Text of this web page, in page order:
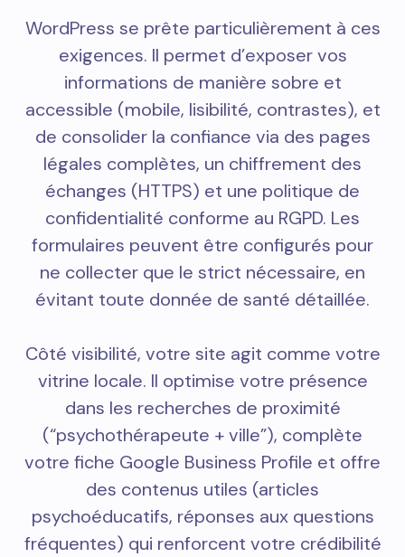
WordPress se prête particulièrement à ces
exigences. Il permet d’exposer vos
informations de manière sobre et
accessible (mobile, lisibilité, contrastes), et
de consolider la confiance via des pages
légales complètes, un chiffrement des
échanges (HTTPS) et une politique de
confidentialité conforme au RGPD. Les
formulaires peuvent être configurés pour
ne collecter que le strict nécessaire, en
évitant toute donnée de santé détaillée.
Côté visibilité, votre site agit comme votre
vitrine locale. Il optimise votre présence
dans les recherches de proximité
(“psychothérapeute + ville”), complète
votre fiche Google Business Profile et offre
des contenus utiles (articles
psychoéducatifs, réponses aux questions
fréquentes) qui renforcent votre crédibilité